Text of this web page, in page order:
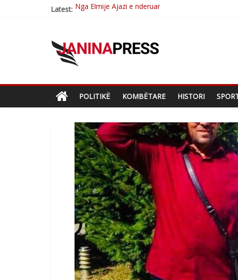
Latest: Brahim Çekaj njē veprimtar i respektuar i çeshtjës
Çlirimtari Agron Gërvalla me takime pune në
Mimoza Gjoni artiste e mirëfilltë e këngës shqiptare
POLITIKË KOMBËTARE HISTORI